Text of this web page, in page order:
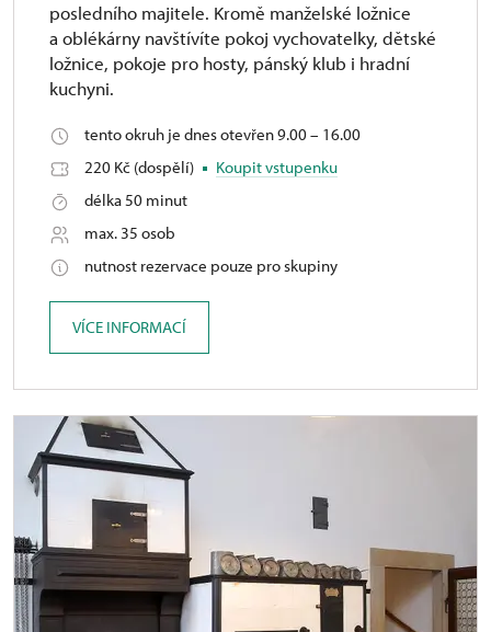
posledního majitele. Kromě manželské ložnice
a oblékárny navštívíte pokoj vychovatelky, dětské
ložnice, pokoje pro hosty, pánský klub i hradní
kuchyni.
tento okruh je dnes otevřen 9.00 – 16.00
220 Kč (dospělí)
Koupit vstupenku
délka 50 minut
max. 35 osob
nutnost rezervace pouze pro skupiny
VÍCE INFORMACÍ